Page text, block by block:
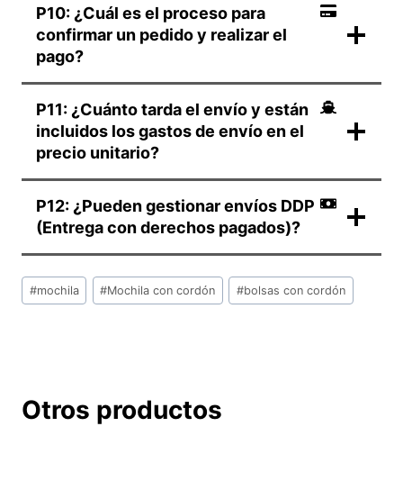
P10: ¿Cuál es el proceso para
confirmar un pedido y realizar el
pago?
P11: ¿Cuánto tarda el envío y están
incluidos los gastos de envío en el
precio unitario?
P12: ¿Pueden gestionar envíos DDP
(Entrega con derechos pagados)?
Etiquetas
de
#mochila #Mochila con cordón #bolsas con cordón
Otros productos